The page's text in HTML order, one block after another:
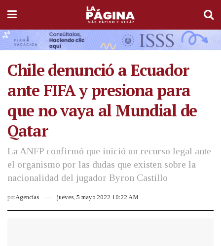
Chile denunció a Ecuador
ante FIFA y presiona para
que no vaya al Mundial de
Qatar
La ANFP confirmó que inició un recurso legal ante
el organismo por las dudas que existen sobre la
nacionalidad del jugador Byron Castillo
porAgencias jueves, 5 mayo 2022 10:22 AM